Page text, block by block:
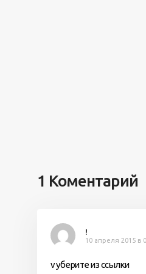
1 Коментарий
!
10 апреля 2015 в
v уберите из ссылки